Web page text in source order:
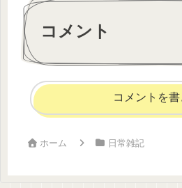
コメント
コメントを
ホーム 日常雑記